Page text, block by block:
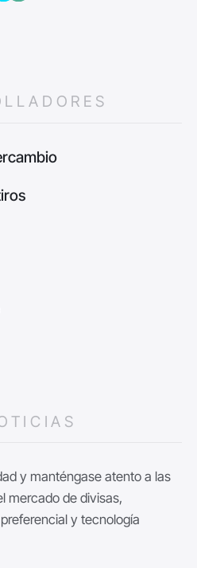
y manténgase atento a las
mercado de divisas,
y tecnología